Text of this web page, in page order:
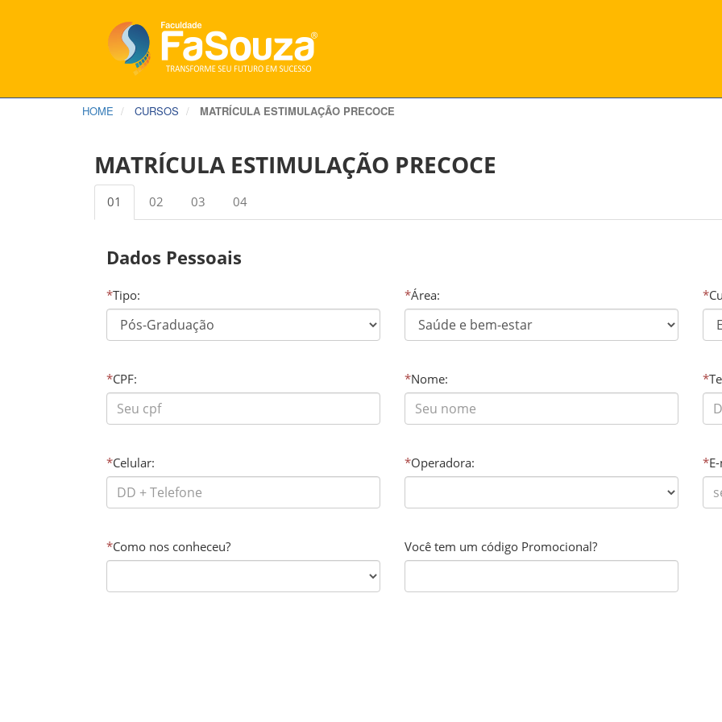
HOME CURSOS MATRÍCULA ESTIMULAÇÃO PRECOCE
MATRÍCULA ESTIMULAÇÃO PRECOCE
01 02 03 04
Dados Pessoais
*Tipo: *Área: *
*CPF: *Nome: *
*Celular: *Operadora: *
*Como nos conheceu? Você tem um código Promocional?